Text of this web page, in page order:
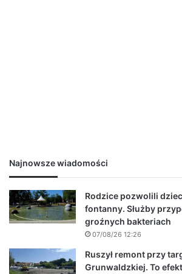
Najnowsze wiadomości
Rodzice pozwolili
fontanny. Służby
groźnych bakteriach
07/08/26 12:26
Ruszył remont przy
Grunwaldzkiej. To